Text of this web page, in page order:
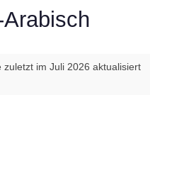
zuletzt im Juli 2026 aktualisiert